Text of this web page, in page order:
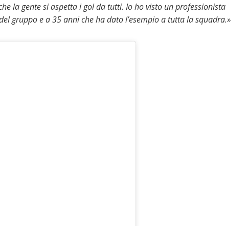
la gente si aspetta i gol da tutti. Io ho visto un professionista
gruppo e a 35 anni che ha dato l’esempio a tutta la squadra.»